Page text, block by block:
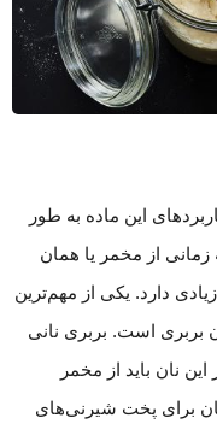
این ماده به طور
زمانی از مخمر یا همان
دارد. یکی از مهم‌ترین
بربری است. بربری نانی
نان باید از مخمر
برای پخت شیرنی‌های